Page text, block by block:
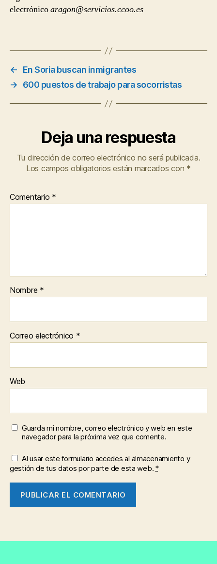
electrónicoaragon@servicios.ccoo.es
←
En Soria buscan inmigrantes
→
600 puestos de trabajo para socorristas
Deja una respuesta
Tu dirección de correo electrónico no será publicada.
Los campos obligatorios están marcados con *
Comentario *
Nombre *
Correo electrónico *
Web
Guarda mi nombre, correo electrónico y web en este
navegador para la próxima vez que comente.
Al usar este formulario accedes al almacenamiento y
gestión de tus datos por parte de esta web.*